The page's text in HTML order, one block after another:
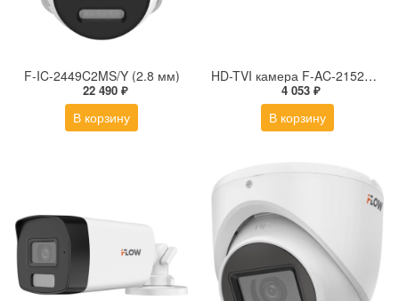
F-IC-2449C2MS/Y (2.8 мм)
22 490 ₽
В корзину
HD-TVI камера F-AC-2152M(2.8mm)
4 053 ₽
В корзину